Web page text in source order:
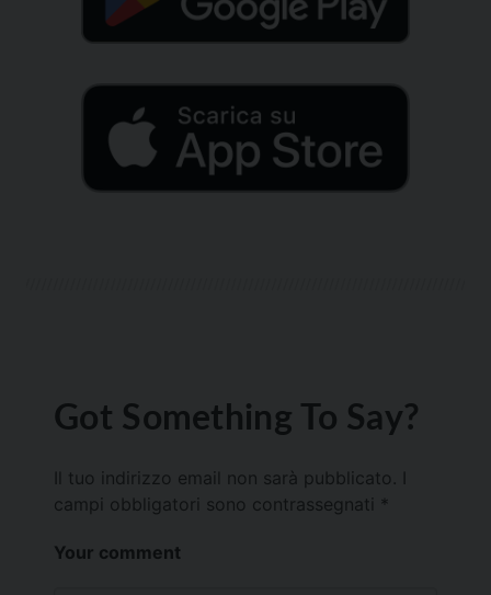
Got Something To Say?
Il tuo indirizzo email non sarà pubblicato.
campi obbligatori sono contrassegnati *
Your comment